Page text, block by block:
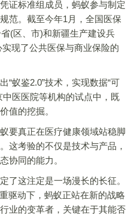
证标准组成员，蚂蚁参与制定
范。截至今年1月，全国医保
(区、市)和新疆生产建设兵
现了公共医保与商业保险的
蚁鉴2.0”技术，实现数据“可
中医医院等机构的试点中，既
值的挖掘。
真正在医疗健康领域站稳脚
这考验的不仅是技术与产品，
协同的能力。
这注定是一场漫长的长征。
驱动下，蚂蚁正站在新的战略
业的变革者，关键在于其能否